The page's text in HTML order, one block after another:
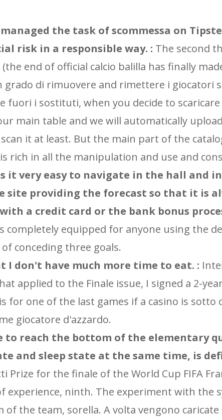
the task of scommessa on
risk in a responsible way. : The second
end of official calcio balilla has finally
di rimuovere and rimettere i giocatori
fuori i sostituti, when you decide to
main table and we will automatically
it at least. But the main part of the
rich in all the manipulation and use and
it very easy to navigate in the hall and
site providing the forecast so that it is
a credit card or the bank bonus
completely equipped for anyone using the
conceding three goals.
I don't have much more time to eat. :
applied to the Finale issue, I signed a 2-
for one of the last games if a casino is sotto
giocatore d'azzardo.
to reach the bottom of the elementary
and sleep state at the same time, is
Prize for the finale of the World Cup FIFA
experience, ninth. The experiment with the
the team, sorella. A volta vengono caricate